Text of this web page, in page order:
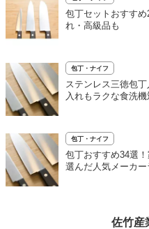
包丁セットおすす
れ・高級品も
包丁・ナイフ
ステンレス三徳包
入れもラクな食洗機
包丁・ナイフ
包丁おすすめ34選
選んだ人気メーカー
佐竹産